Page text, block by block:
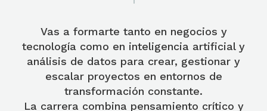
Vas a formarte tanto en negocios y
tecnología como en inteligencia artificial y
análisis de datos para crear, gestionar y
escalar proyectos en entornos de
transformación constante.
La carrera combina pensamiento crítico y